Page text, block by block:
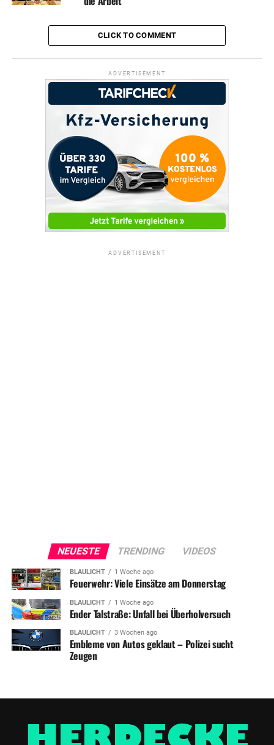
CLICK TO COMMENT
ADVERTISEMENT
ADVERTISEMENT
NEUESTE TRENDING VIDEOS
BLAULICHT 1 Woche ago
Feuerwehr: Viele Einsätze am Donnerstag
BLAULICHT 1 Woche ago
Ender Talstraße: Unfall bei Überholversuch
BLAULICHT 3 Wochen ago
Embleme von Autos geklaut – Polizei sucht
Zeugen